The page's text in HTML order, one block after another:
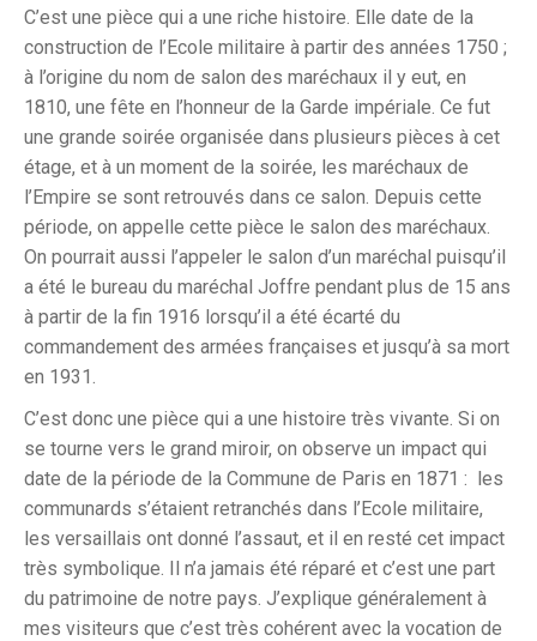
C’est une pièce qui a une riche histoire. Elle date de la
construction de l’Ecole militaire à partir des années 1750 ;
à l’origine du nom de salon des maréchaux il y eut, en
1810, une fête en l’honneur de la Garde impériale. Ce fut
une grande soirée organisée dans plusieurs pièces à cet
étage, et à un moment de la soirée, les maréchaux de
l’Empire se sont retrouvés dans ce salon. Depuis cette
période, on appelle cette pièce le salon des maréchaux.
On pourrait aussi l’appeler le salon d’un maréchal puisqu’il
a été le bureau du maréchal Joffre pendant plus de 15 ans
à partir de la fin 1916 lorsqu’il a été écarté du
commandement des armées françaises et jusqu’à sa mort
en 1931.
C’est donc une pièce qui a une histoire très vivante. Si on
se tourne vers le grand miroir, on observe un impact qui
date de la période de la Commune de Paris en 1871 : les
communards s’étaient retranchés dans l’Ecole militaire,
les versaillais ont donné l’assaut, et il en resté cet impact
très symbolique. Il n’a jamais été réparé et c’est une part
du patrimoine de notre pays. J’explique généralement à
mes visiteurs que c’est très cohérent avec la vocation de